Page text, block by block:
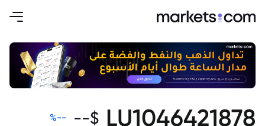
LU1046421878
$
--
--
%